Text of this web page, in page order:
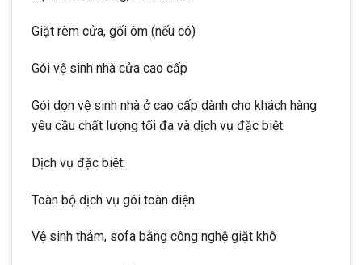
Giặt rèm cửa, gối ôm (nếu có)
Gói vệ sinh nhà cửa cao cấp
Gói dọn vệ sinh nhà ở cao cấp dành cho khách hàng
yêu cầu chất lượng tối đa và dịch vụ đặc biệt.
Dịch vụ đặc biệt:
Toàn bộ dịch vụ gói toàn diện
Vệ sinh thảm, sofa bằng công nghệ giặt khô